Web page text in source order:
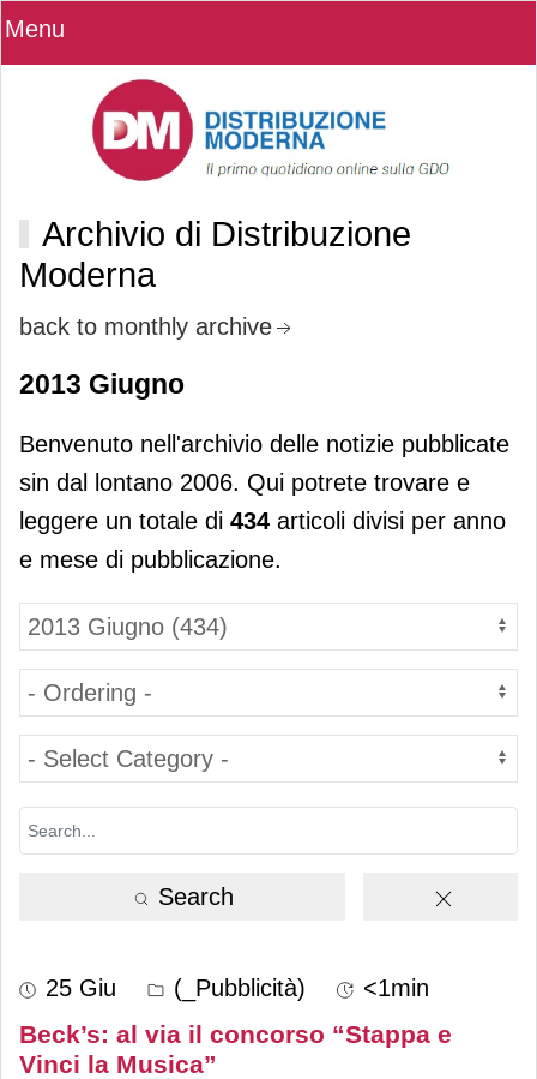
Menu
Archivio di Distribuzione
Moderna
back to monthly archive
2013 Giugno
Benvenuto nell'archivio delle notizie pubblicate
sin dal lontano 2006. Qui potrete trovare e
leggere un totale di 434 articoli divisi per anno
e mese di pubblicazione.
Search
25 Giu (_Pubblicità) <1min
Beck’s: al via il concorso “Stappa e
Vinci la Musica”